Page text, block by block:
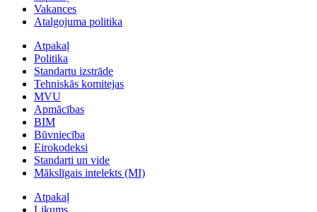
Vakances
Atalgojuma politika
Atpakaļ
Politika
Standartu izstrāde
Tehniskās komitejas
MVU
Apmācības
BIM
Būvniecība
Eirokodeksi
Standarti un vide
Mākslīgais intelekts (MI)
Atpakaļ
Likums